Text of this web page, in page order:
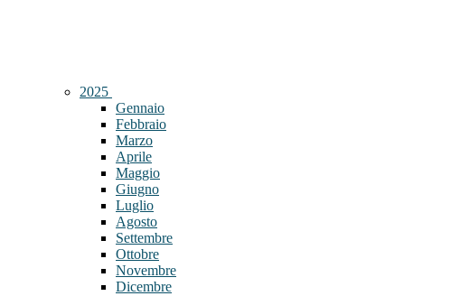
2025
Gennaio
Febbraio
Marzo
Aprile
Maggio
Giugno
Luglio
Agosto
Settembre
Ottobre
Novembre
Dicembre